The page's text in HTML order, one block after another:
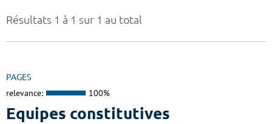
Résultats 1 à 1 sur 1 au total
PAGES
relevance: 100%
Equipes constitutives